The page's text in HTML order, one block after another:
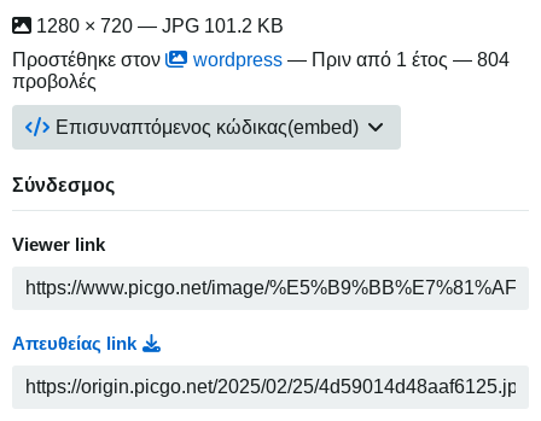
1280 × 720 — JPG 101.2 KB
Προστέθηκε στον
wordpress — Πριν από 1 έτος — 804
προβολές
Επισυναπτόμενος κώδικας(embed)
Σύνδεσμος
Viewer link
Απευθείας link